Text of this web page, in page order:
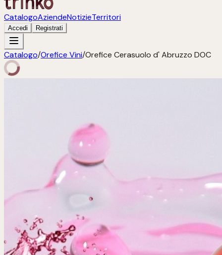
CatalogoAziendeNotizieTerritori
Accedi Registrati
Catalogo/Orefice Vini/Orefice Cerasuolo d' Abruzzo DOC